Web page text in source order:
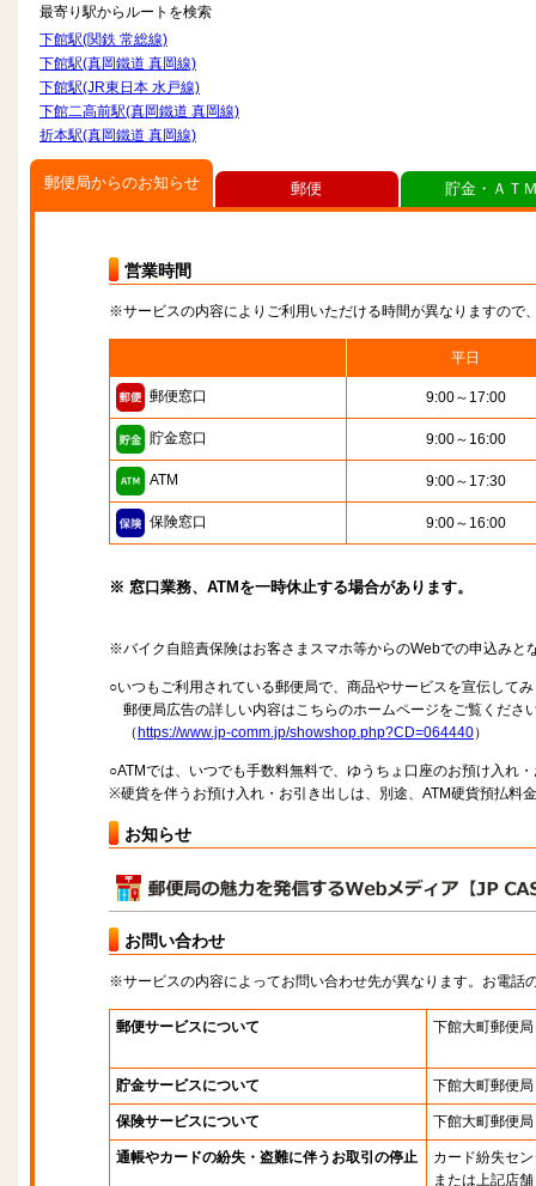
最寄り駅からルートを検索
下館駅(関鉄 常総線)
下館駅(真岡鐵道 真岡線)
下館駅(JR東日本 水戸線)
下館二高前駅(真岡鐵道 真岡線)
折本駅(真岡鐵道 真岡線)
郵便局からのお知らせ
営業時間
※サービスの内容によりご利用いただける時間が異なりますので
平日
郵便窓口 9:00～17:00
貯金窓口 9:00～16:00
ATM 9:00～17:30
保険窓口 9:00～16:00
※ 窓口業務、ATMを一時休止する場合があります。
※バイク自賠責保険はお客さまスマホ等からのWebでの申込みと
○いつもご利用されている郵便局で、商品やサービスを宣伝して
郵便局広告の詳しい内容はこちらのホームページをご覧くださ
（ https://www.jp-comm.jp/showshop.php?CD=064440）
○ATMでは、いつでも手数料無料で、ゆうちょ口座のお預け入れ
※硬貨を伴うお預け入れ・お引き出しは、別途、ATM硬貨預払料
お知らせ
お問い合わせ
※サービスの内容によってお問い合わせ先が異なります。お電話
郵便サービスについて 下館大町郵便局
貯金サービスについて 下館大町郵便局
保険サービスについて 下館大町郵便局
通帳やカードの紛失・盗難に伴うお取引の停止
カード紛失セ
または上記店舗
郵便 貯金・ＡＴ